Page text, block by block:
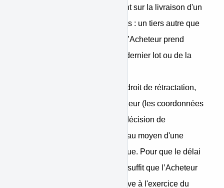
C- S'il s'agit d'un contrat portant sur la livraison d'un
bien en plusieurs lots ou pièces : un tiers autre que
le transporteur et désigné par l’Acheteur prend
physiquement possession du dernier lot ou de la
• Notification : pour exercer le droit de rétractation,
l’Acheteur doit notifier au Vendeur (les coordonnées
sont sur la fiche Vendeur), sa décision de
rétractation du présent contrat au moyen d'une
déclaration par voie électronique. Pour que le délai
de rétractation soit respecté, il suffit que l’Acheteur
transmette sa notification relative à l'exercice du